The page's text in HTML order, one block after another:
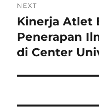
NEXT
Next
post:
Kinerja Atlet
Penerapan
di Center